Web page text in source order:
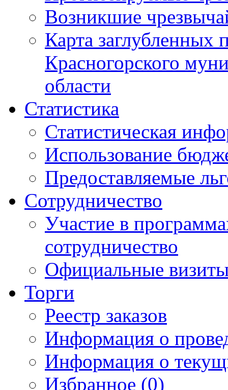
Возникшие
Карта
Красногорского
области
Статистика
Статистическая
Использование
Предоставляемые
Сотрудничество
Участие в
сотрудничество
Официальные
Торги
Реестр заказов
Информация о
Информация о
Избранное (0)